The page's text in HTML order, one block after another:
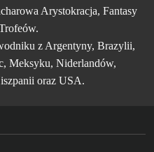
Arystokracja, Fantasy
z Argentyny, Brazylii,
Meksyku, Niderlandów,
oraz USA.